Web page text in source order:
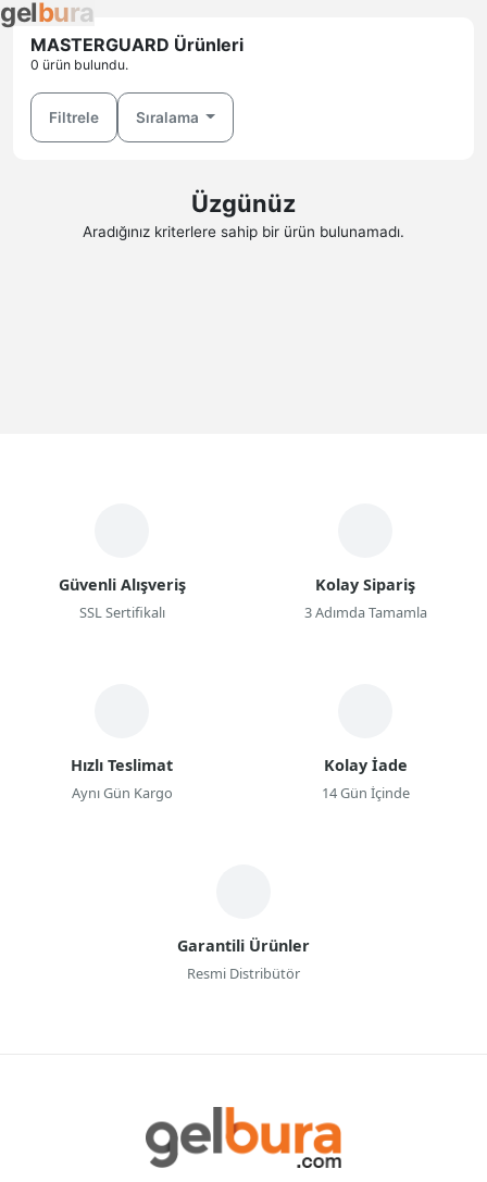
gelbura
MASTERGUARD Ürünleri
0 ürün bulundu.
Filtrele Sıralama
Üzgünüz
Aradığınız kriterlere sahip bir ürün bulunamadı.
Güvenli Alışveriş
SSL Sertifikalı
Kolay Sipariş
3 Adımda Tamamla
Hızlı Teslimat
Aynı Gün Kargo
Kolay İade
14 Gün İçinde
Garantili Ürünler
Resmi Distribütör